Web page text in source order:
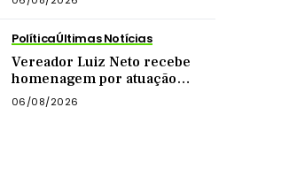
PolíticaÚltimas Notícias
Vereador Luiz Neto recebe
homenagem por atuação
como presidente da Câmara
de Quixadá
06/08/2026